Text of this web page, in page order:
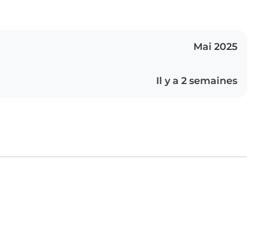
Mai 2025
Il y a 2 semaines